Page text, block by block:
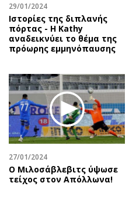
Ελλάδα
Διεθνή
Κληρώσεις Allwyn
Οικονομία
Real Estate
Επιχειρήσεις
Αγορές
Money Review
AstroBank Properties
Trends
29/01/2024
Ιστορίες της διπλανής
πόρτας - Η Kathy
αναδεικνύει το θέμα της
πρόωρης εμμηνόπαυσης
27/01/2024
Ο Μιλοσάβλεβιτς ύψωσε
τείχος στον Απόλλωνα!